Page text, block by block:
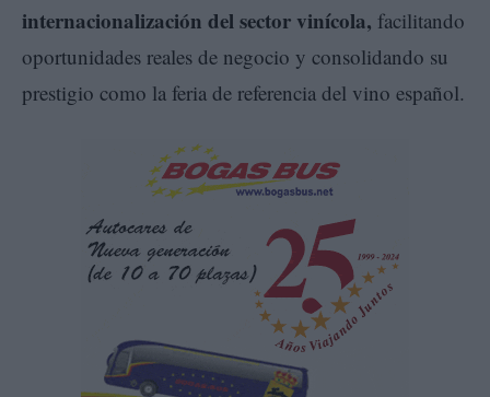
internacionalización del sector vinícola, facilitando
oportunidades reales de negocio y consolidando su
prestigio como la feria de referencia del vino español.